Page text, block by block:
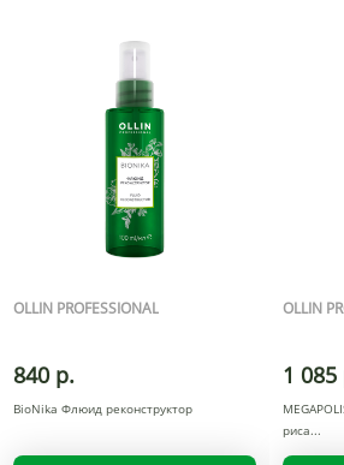
OLLIN PROFESSIONAL
840 р.
BioNika Флюид реконструктор
OLLIN
1 085
риса